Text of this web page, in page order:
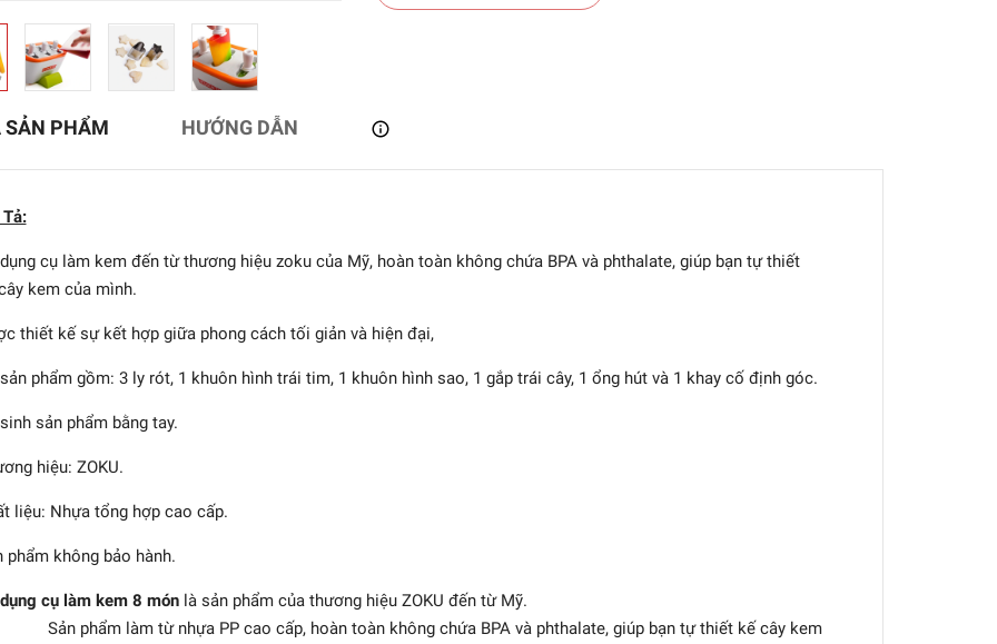
SẢN PHẨM HƯỚNG DẪN
cụ làm kem đến từ thương hiệu zoku của Mỹ, hoàn toàn không chứa BPA và phthalate, giúp bạn tự thiết
kem của mình.
thiết kế sự kết hợp giữa phong cách tối giản và hiện đại,
phẩm gồm: 3 ly rót, 1 khuôn hình trái tim, 1 khuôn hình sao, 1 gắp trái cây, 1 ổng hút và 1 khay cố định góc.
sản phẩm bằng tay.
hiệu: ZOKU.
liệu: Nhựa tổng hợp cao cấp.
phẩm không bảo hành.
cụ làm kem 8 mónlà sản phẩm của thương hiệu ZOKU đến từ Mỹ.
Sản phẩm làm từ nhựa PP cao cấp, hoàn toàn không chứa BPA và phthalate, giúp bạn tự thiết kế cây kem
- Bộ làm kem Triple -
1.403.018₫